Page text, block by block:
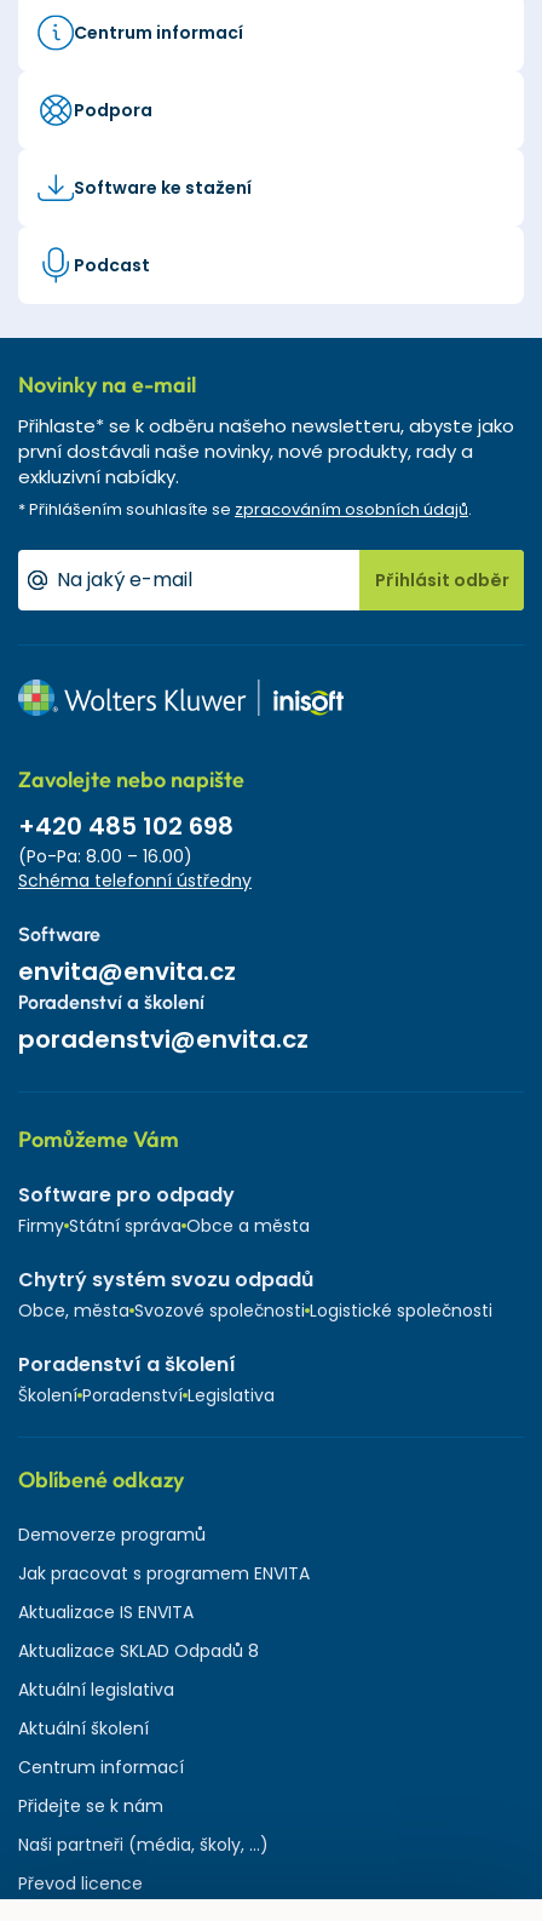
Centrum informací
Podpora
Software ke stažení
Podcast
Novinky na e-mail
Přihlaste* se k odběru našeho newsletteru, abyste jako
první dostávali naše novinky, nové produkty, rady a
exkluzivní nabídky.
* Přihlášením souhlasíte se zpracováním osobních údajů.
Přihlásit odběr
Zavolejte nebo napište
+420 485 102 698
(Po-Pa: 8.00 – 16.00)
Schéma telefonní ústředny
Software
envita@envita.cz
Poradenství a školení
poradenstvi@envita.cz
Pomůžeme Vám
Software pro odpady
Firmy Státní správa Obce a města
Chytrý systém svozu odpadů
Obce, města Svozové společnosti Logistické společnosti
Poradenství a školení
Školení Poradenství Legislativa
Oblíbené odkazy
Demoverze programů
Jak pracovat s programem ENVITA
Aktualizace IS ENVITA
Aktualizace SKLAD Odpadů 8
Aktuální legislativa
Aktuální školení
Centrum informací
Přidejte se k nám
Naši partneři (média, školy, ...)
Převod licence